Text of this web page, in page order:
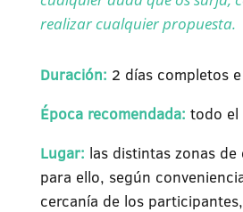
realizar cualquier propuesta.
Duración: 2 días completos
Época recomendada: todo el
Lugar: las distintas zonas de
para ello, según
cercanía de los